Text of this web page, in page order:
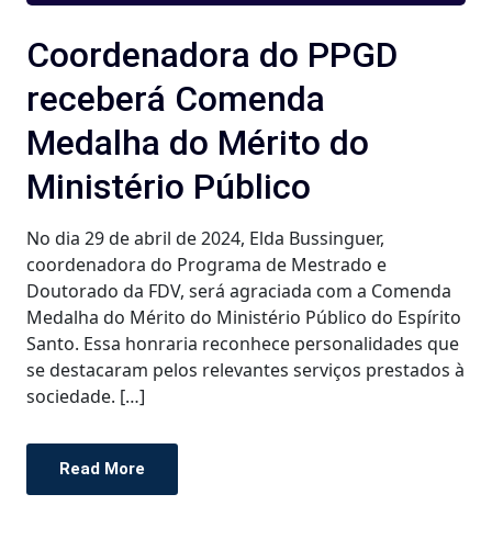
Coordenadora do PPGD
receberá Comenda
Medalha do Mérito do
Ministério Público
No dia 29 de abril de 2024, Elda Bussinguer,
coordenadora do Programa de Mestrado e
Doutorado da FDV, será agraciada com a Comenda
Medalha do Mérito do Ministério Público do Espírito
Santo. Essa honraria reconhece personalidades que
se destacaram pelos relevantes serviços prestados à
sociedade. […]
Read More